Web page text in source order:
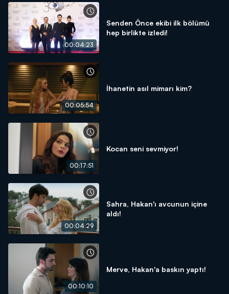
00:04:23
Senden Önce ekibi ilk bölümü
hep birlikte izledi!
00:05:54
İhanetin asıl mimarı kim?
00:17:51
Kocan seni sevmiyor!
00:04:29
Sahra, Hakan'ı avcunun içine
aldı!
00:10:10
Merve, Hakan'a baskın yaptı!